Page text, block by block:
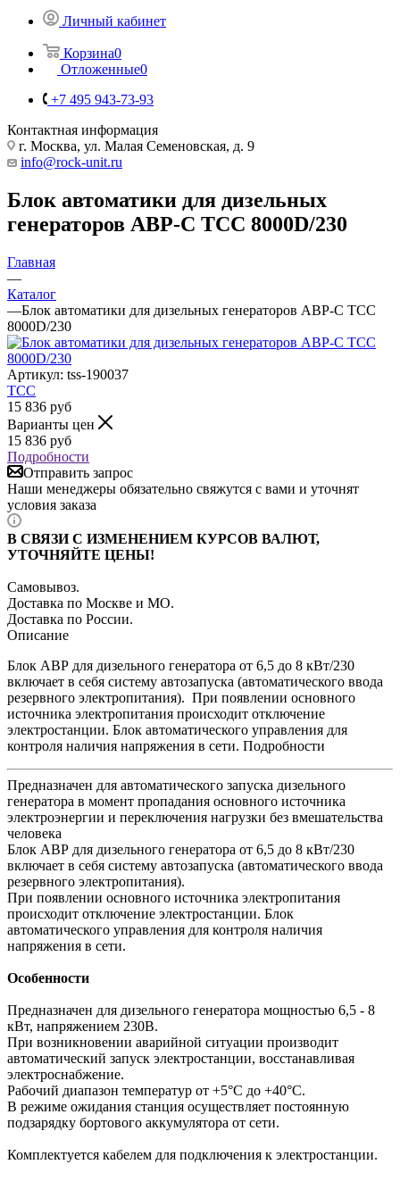
Личный кабинет
Корзина0
Отложенные0
+7 495 943-73-93
Контактная информация
г. Москва, ул. Малая Семеновская, д. 9
info@rock-unit.ru
Блок автоматики для дизельных
генераторов АВР-С ТСС 8000D/230
Главная
—
Каталог
—Блок автоматики для дизельных генераторов АВР-С ТСС
8000D/230
Артикул: tss-190037
ТСС
15 836 руб
Варианты цен
15 836 руб
Подробности
Отправить запрос
Наши менеджеры обязательно свяжутся с вами и уточнят
условия заказа
В СВЯЗИ С ИЗМЕНЕНИЕМ КУРСОВ ВАЛЮТ,
УТОЧНЯЙТЕ ЦЕНЫ!
Самовывоз.
Доставка по Москве и МО.
Доставка по России.
Описание
Блок АВР для дизельного генератора от 6,5 до 8 кВт/230
включает в себя систему автозапуска (автоматического ввода
резервного электропитания). При появлении основного
источника электропитания происходит отключение
электростанции. Блок автоматического управления для
контроля наличия напряжения в сети. Подробности
Предназначен для автоматического запуска дизельного
генератора в момент пропадания основного источника
электроэнергии и переключения нагрузки без вмешательства
человека
Блок АВР для дизельного генератора от 6,5 до 8 кВт/230
включает в себя систему автозапуска (автоматического ввода
резервного электропитания).
При появлении основного источника электропитания
происходит отключение электростанции. Блок
автоматического управления для контроля наличия
напряжения в сети.
Особенности
Предназначен для дизельного генератора мощностью 6,5 - 8
кВт, напряжением 230В.
При возникновении аварийной ситуации производит
автоматический запуск электростанции, восстанавливая
электроснабжение.
Рабочий диапазон температур от +5°C до +40°C.
В режиме ожидания станция осуществляет постоянную
подзарядку бортового аккумулятора от сети.
Комплектуется кабелем для подключения к электростанции.